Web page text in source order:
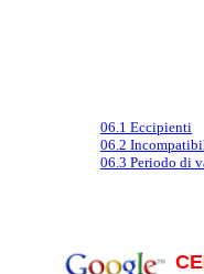
06.1 Eccipienti
06.2
06.3 Periodo di